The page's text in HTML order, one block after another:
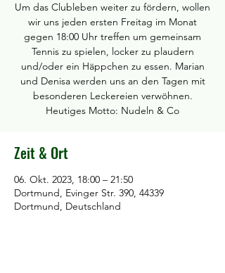
Um das Clubleben weiter zu fördern, wollen
wir uns jeden ersten Freitag im Monat
gegen 18:00 Uhr treffen um gemeinsam
Tennis zu spielen, locker zu plaudern
und/oder ein Häppchen zu essen. Marian
und Denisa werden uns an den Tagen mit
besonderen Leckereien verwöhnen.
Heutiges Motto: Nudeln & Co
Zeit & Ort
06. Okt. 2023, 18:00 – 21:50
Dortmund, Evinger Str. 390, 44339
Dortmund, Deutschland